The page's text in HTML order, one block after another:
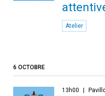
Atelier
6 OCTOBRE
13h00